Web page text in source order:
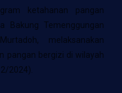
ketahanan pangan
Bakung Temenggungan
melaksanakan
pangan bergizi di wilayah
2024).